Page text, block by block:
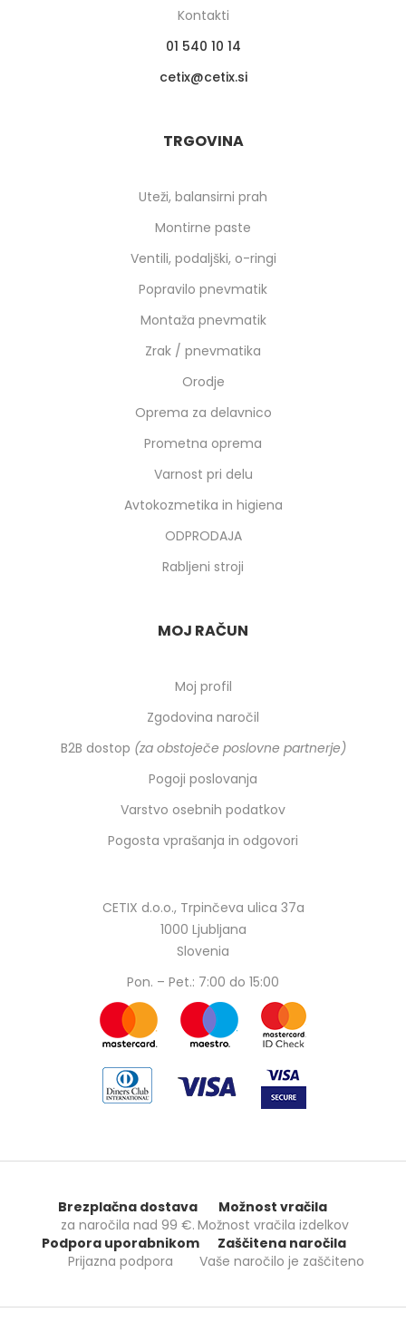
Kontakti
01 540 10 14
cetix
cetix.si
TRGOVINA
Uteži, balansirni prah
Montirne paste
Ventili, podaljški, o-ringi
Popravilo pnevmatik
Montaža pnevmatik
Zrak / pnevmatika
Orodje
Oprema za delavnico
Prometna oprema
Varnost pri delu
Avtokozmetika in higiena
ODPRODAJA
Rabljeni stroji
MOJ RAČUN
Moj profil
Zgodovina naročil
B2B dostop (za obstoječe poslovne partnerje)
Pogoji poslovanja
Varstvo osebnih podatkov
Pogosta vprašanja in odgovori
CETIX d.o.o., Trpinčeva ulica 37a
1000 Ljubljana
Slovenia
Pon. – Pet.: 7:00 do 15:00
Brezplačna dostava
za naročila nad 99 €.
Možnost vračila
Možnost vračila izdelkov
Podpora uporabnikom
Prijazna podpora
Zaščitena naročila
Vaše naročilo je zaščiteno